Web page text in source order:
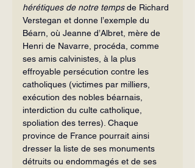
hérétiques de notre temps de Richard
Verstegan et donne l’exemple du
Béarn, où Jeanne d’Albret, mère de
Henri de Navarre, procéda, comme
ses amis calvinistes, à la plus
effroyable persécution contre les
catholiques (victimes par milliers,
exécution des nobles béarnais,
interdiction du culte catholique,
spoliation des terres). Chaque
province de France pourrait ainsi
dresser la liste de ses monuments
détruits ou endommagés et de ses